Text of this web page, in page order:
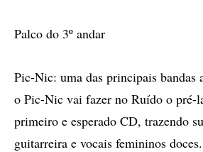
Palco do 3º andar
Pic-Nic: uma das principais bandas
o Pic-Nic vai fazer no Ruído o pré-
primeiro e esperado CD, trazendo
guitarreira e vocais femininos doces.